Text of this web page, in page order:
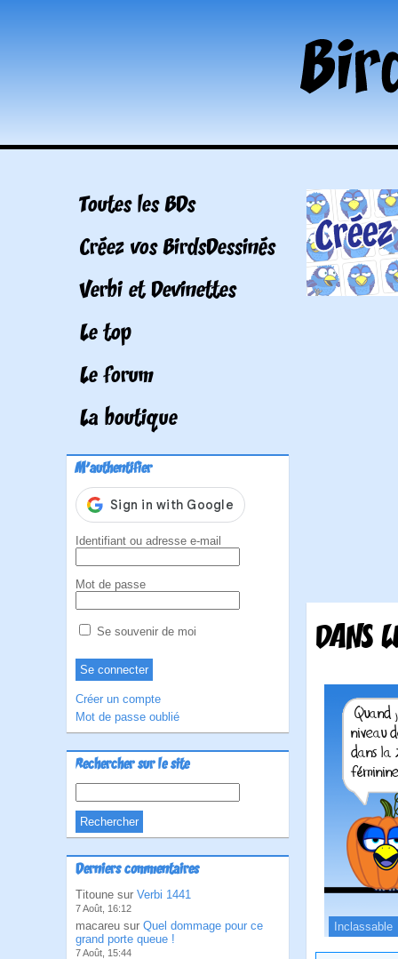
Toutes les BDs
Créez vos BirdsDessinés
Verbi et Devinettes
Le top
Le forum
La boutique
M'authentifier
Identifiant ou adresse e-mail
Mot de passe
Se souvenir de moi
Créer un compte
Mot de passe oublié
Rechercher sur le site
Derniers commentaires
Titoune sur Verbi 1441
7 Août, 16:12
macareu sur Quel dommage pour ce
grand porte queue !
7 Août, 15:44
DANS
Inclassable